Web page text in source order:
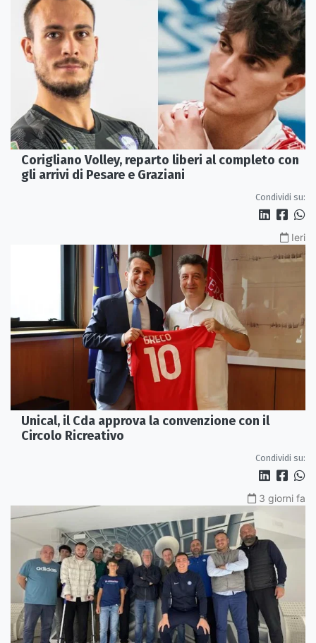
Corigliano Volley, reparto liberi al completo con
gli arrivi di Pesare e Graziani
Condividi su:
Ieri
Unical, il Cda approva la convenzione con il
Circolo Ricreativo
Condividi su:
3 giorni fa